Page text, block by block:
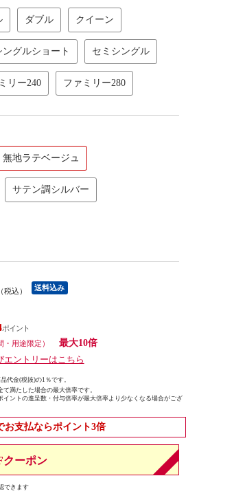
ダブル クイーン
ングルショート セミシングル
リー240 ファミリー280
無地ラテベージュ
サテン調シルバー
（税込） 送料込み
・用途限定）
最大10倍
ントリーはこちら
代金(税抜)の1％です。
満たした場合の最大倍率です。
ントの進呈数・付与倍率が最大倍率より少なくなる場合がござ
お支払ならポイント3倍
クーポン
できます